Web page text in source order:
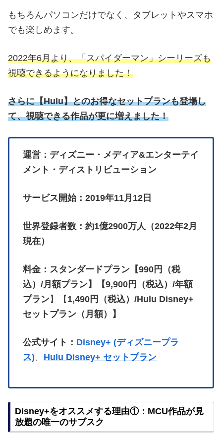
もちろんパソコンだけでなく、タブレットやスマホ
でも楽しめます。
2022年6月より、「スパイダーマン」シーリーズも
視聴できるようになりました！
さらに【Hulu】とのお得なセットプランも登場し
て、視聴できる作品が更に増えました！
運営：ディズニー・メディア&エンターテイ
メント・ディストリビューション
サービス開始：2019年11月12日
世界登録者数：約1億2900万人（2022年2月
現在）
料金：スタンダードプラン【990円（税
込）/月額プラン】【9,900円（税込）/年額
プラン】【 1,490円（税込）/Hulu Disney+
セットプラン（月額）】
公式サイト： Disney+ (ディズニープラ
ス)、 Hulu Disney+ セットプラン
Disney+をオススメする理由①：MCU作品が見
放題の唯一のサブスク